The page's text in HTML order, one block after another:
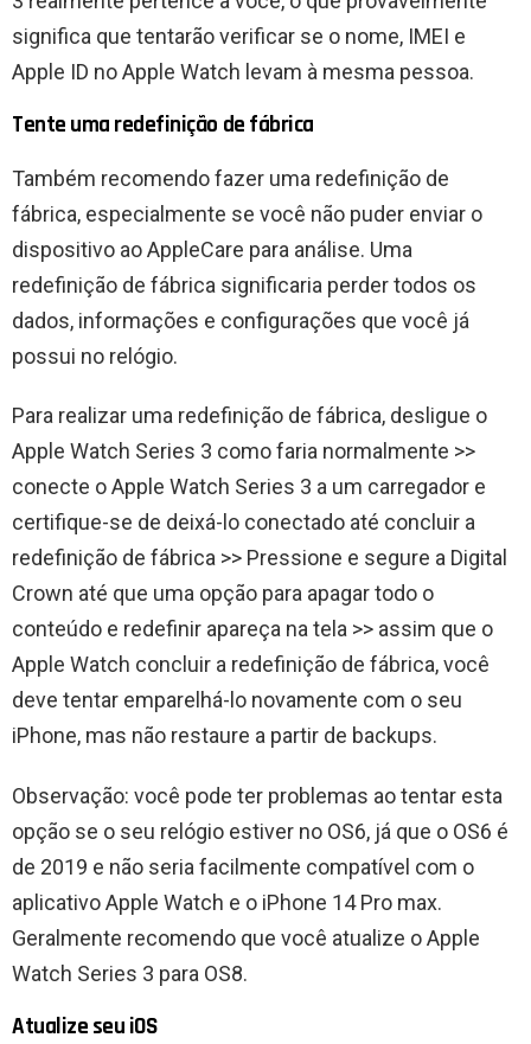
significa que tentarão verificar se o nome, IMEI e
Apple ID no Apple Watch levam à mesma pessoa.
Tente uma redefinição de fábrica
Também recomendo fazer uma redefinição de
fábrica, especialmente se você não puder enviar o
dispositivo ao AppleCare para análise. Uma
redefinição de fábrica significaria perder todos os
dados, informações e configurações que você já
possui no relógio.
Para realizar uma redefinição de fábrica, desligue o
Apple Watch Series 3 como faria normalmente >>
conecte o Apple Watch Series 3 a um carregador e
certifique-se de deixá-lo conectado até concluir a
redefinição de fábrica >> Pressione e segure a Digital
Crown até que uma opção para apagar todo o
conteúdo e redefinir apareça na tela >> assim que o
Apple Watch concluir a redefinição de fábrica, você
deve tentar emparelhá-lo novamente com o seu
iPhone, mas não restaure a partir de backups.
Observação: você pode ter problemas ao tentar esta
opção se o seu relógio estiver no OS6, já que o OS6 é
de 2019 e não seria facilmente compatível com o
aplicativo Apple Watch e o iPhone 14 Pro max.
Geralmente recomendo que você atualize o Apple
Watch Series 3 para OS8.
Atualize seu iOS